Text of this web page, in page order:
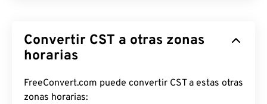
Convertir CST a otras zonas
horarias
FreeConvert.com puede convertir CST a estas otras
zonas horarias: